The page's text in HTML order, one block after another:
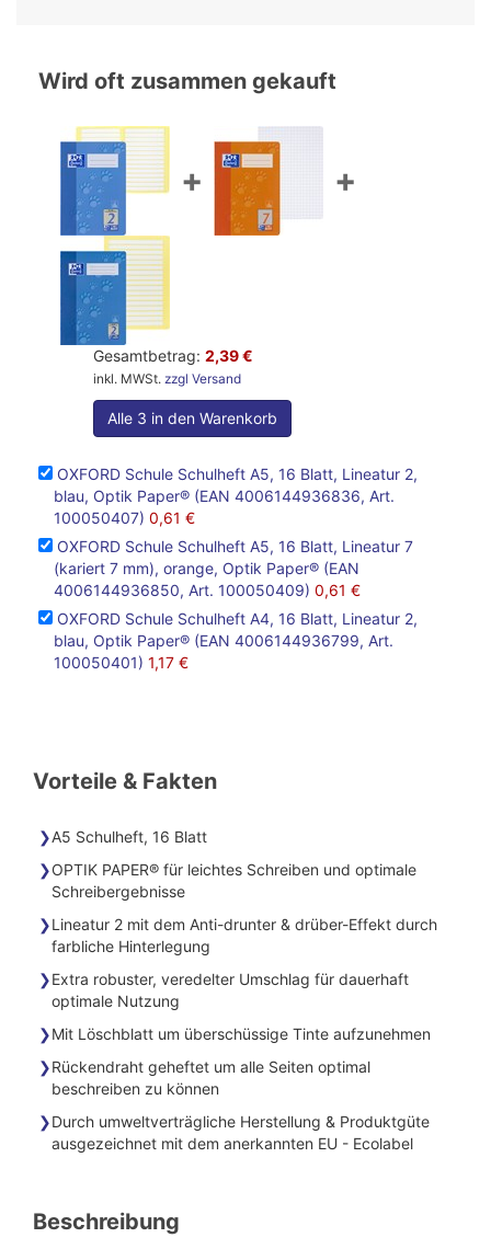
Wird oft zusammen gekauft
+ +
Gesamtbetrag: 2,39 €
inkl. MWSt. zzgl Versand
Alle 3 in den Warenkorb
OXFORD Schule Schulheft A5, 16 Blatt, Lineatur 2,
blau, Optik Paper® (EAN 4006144936836, Art.
100050407) 0,61 €
OXFORD Schule Schulheft A5, 16 Blatt, Lineatur 7
(kariert 7 mm), orange, Optik Paper® (EAN
4006144936850, Art. 100050409) 0,61 €
OXFORD Schule Schulheft A4, 16 Blatt, Lineatur 2,
blau, Optik Paper® (EAN 4006144936799, Art.
100050401) 1,17 €
Vorteile & Fakten
A5 Schulheft, 16 Blatt
OPTIK PAPER® für leichtes Schreiben und optimale
Schreibergebnisse
Lineatur 2 mit dem Anti-drunter & drüber-Effekt durch
farbliche Hinterlegung
Extra robuster, veredelter Umschlag für dauerhaft
optimale Nutzung
Mit Löschblatt um überschüssige Tinte aufzunehmen
Rückendraht geheftet um alle Seiten optimal
beschreiben zu können
Durch umweltverträgliche Herstellung & Produktgüte
ausgezeichnet mit dem anerkannten EU - Ecolabel
Beschreibung